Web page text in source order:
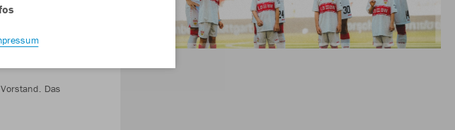
an dem
Das